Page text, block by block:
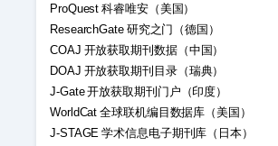
ProQuest 科睿唯安（美国）
ResearchGate 研究之门（德国）
COAJ 开放获取期刊数据（中国）
DOAJ 开放获取期刊目录（瑞典）
J-Gate 开放获取期刊门户（印度）
WorldCat 全球联机编目数据库（美国）
J-STAGE 学术信息电子期刊库（日本）